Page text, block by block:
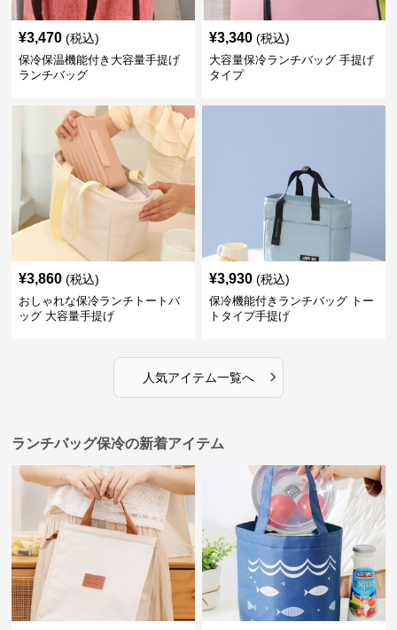
¥3,470 (税込)
保冷保温機能付き大容量手提げ
ランチバッグ
¥3,340 (税込)
大容量保冷ランチバッグ 手提げ
タイプ
¥3,860 (税込)
おしゃれな保冷ランチトートバ
ッグ 大容量手提げ
¥3,930 (税込)
保冷機能付きランチバッグ トー
トタイプ手提げ
人気アイテム一覧へ ›
ランチバッグ保冷の新着アイテム